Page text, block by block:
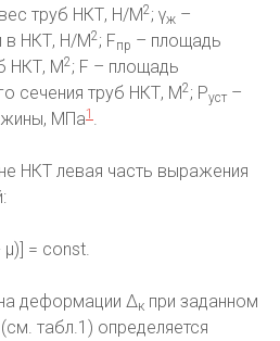
труб НКТ, H/M2 ; γж –
в НКТ, H/M2 ; Fпр – площадь
НКТ, M2 ; F – площадь
сечения труб НКТ, M2 ; Pуст –
MПа1
НКТ левая часть выражения
μ)] = const.
деформации Δк при заданном
табл.1) определяется